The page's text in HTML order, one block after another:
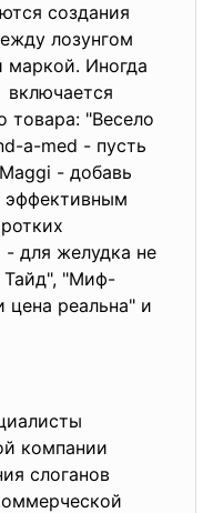
создания
лозунгом
маркой. Иногда
включается
товара: "Весело
a-med - пусть
- добавь
эффективным
для желудка не
Тайд", "Миф-
цена реальна" и
компании
слоганов